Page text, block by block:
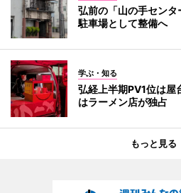
弘前の「山の手セン
駐車場として整備へ
学ぶ・知る
弘経上半期PV1位は
はラーメン店が独占
もっと見る